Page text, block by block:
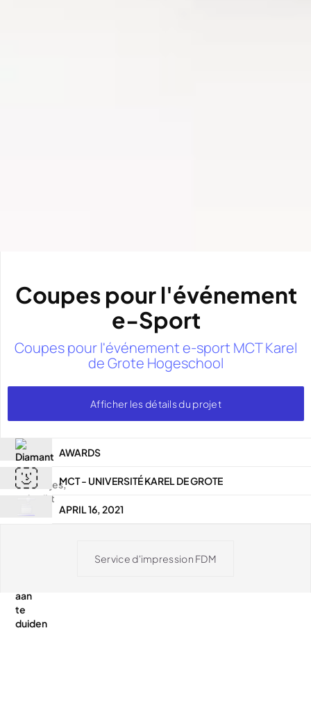
Coupes pour l'événement
e-Sport
Coupes pour l'événement e-sport MCT Karel
de Grote Hogeschool
Afficher les détails du projet
AWARDS
MCT - UNIVERSITÉ KAREL DE GROTE
APRIL 16, 2021
Service d'impression FDM